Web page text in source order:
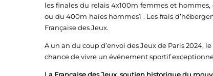
les finales du relais 4x100m femmes et
ou du 400m haies hommes1 . Les frais
Française des Jeux.
A un an du coup d’envoi des Jeux de Paris 2024,
chance de vivre un événement sportif
La Française des Jeux, soutien historique du